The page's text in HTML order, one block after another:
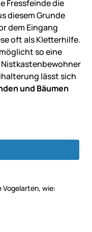
Fressfeinde die
diesem Grunde
dem Eingang
oft als Kletterhilfe.
so eine
lässt sich
und Bäumen
wie: